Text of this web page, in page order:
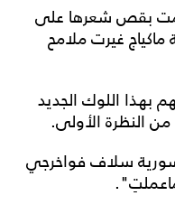
بقص شعرها على
غيرت ملامح
بهذا اللوك الجديد
النظرة الأولى.
سلاف فواخرجي